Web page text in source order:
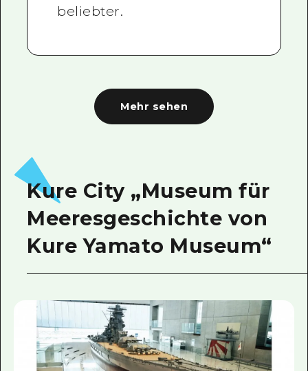
beliebter.
Mehr sehen
Kure City „Museum für
Meeresgeschichte von
Kure Yamato Museum“